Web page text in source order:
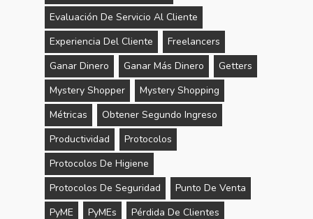
Evaluación De Servicio Al Cliente
Experiencia Del Cliente
Freelancers
Ganar Dinero
Ganar Más Dinero
Getters
Mystery Shopper
Mystery Shopping
Métricas
Obtener Segundo Ingreso
Productividad
Protocolos
Protocolos De Higiene
Protocolos De Seguridad
Punto De Venta
PyME
PyMEs
Pérdida De Clientes